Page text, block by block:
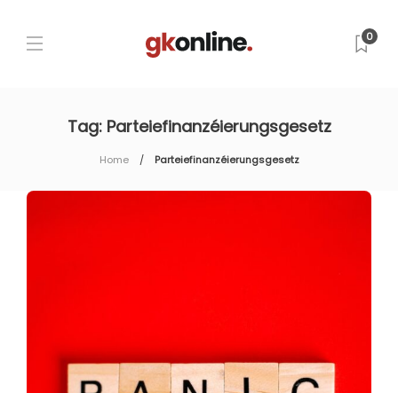
0
Tag: Parteiefinanzéierungsgesetz
Home Parteiefinanzéierungsgesetz